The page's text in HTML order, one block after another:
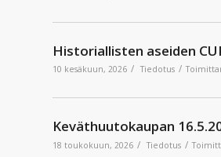
Historiallisten aseiden
10 kesäkuun, 2026 / Tiedotus /
Keväthuutokaupan
18 toukokuun, 2026 / Tiedotus /